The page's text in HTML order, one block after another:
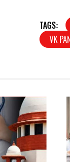
TAGS:
VK